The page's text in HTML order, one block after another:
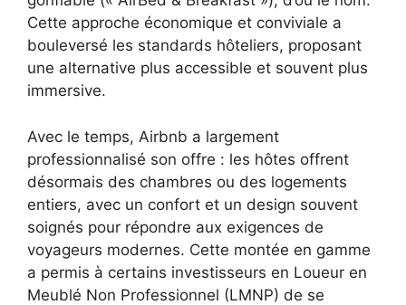
Cette approche économique et conviviale a
bouleversé les standards hôteliers, proposant
une alternative plus accessible et souvent plus
immersive.
Avec le temps, Airbnb a largement
professionnalisé son offre : les hôtes offrent
désormais des chambres ou des logements
entiers, avec un confort et un design souvent
soignés pour répondre aux exigences de
voyageurs modernes. Cette montée en gamme
a permis à certains investisseurs en Loueur en
Meublé Non Professionnel (LMNP) de se